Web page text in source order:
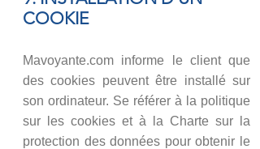
COOKIE
Mavoyante.com informe le client que
des cookies peuvent être installé sur
son ordinateur. Se référer à la politique
sur les cookies et à la Charte sur la
protection des données pour obtenir le